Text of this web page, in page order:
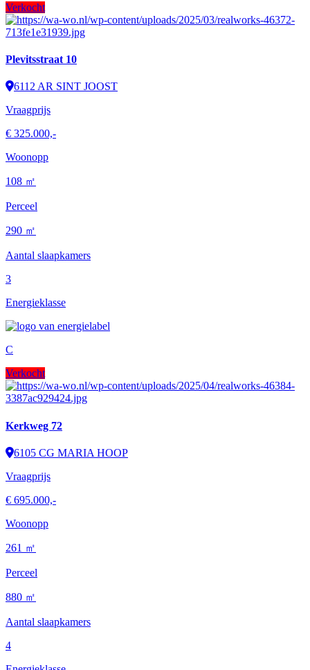
Verkocht
Plevitsstraat 10
6112 AR SINT JOOST
Vraagprijs
€ 325.000,-
Woonopp
108 ㎡
Perceel
290 ㎡
Aantal slaapkamers
3
Energieklasse
C
Verkocht
Kerkweg 72
6105 CG MARIA HOOP
Vraagprijs
€ 695.000,-
Woonopp
261 ㎡
Perceel
880 ㎡
Aantal slaapkamers
4